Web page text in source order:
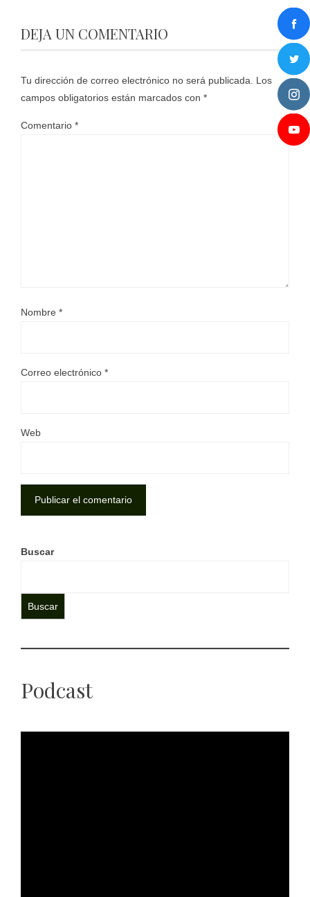
DEJA UN COMENTARIO
Tu dirección de correo electrónico no será publicada. Los
campos obligatorios están marcados con *
Comentario *
Nombre *
Correo electrónico *
Web
Buscar
Buscar
Podcast